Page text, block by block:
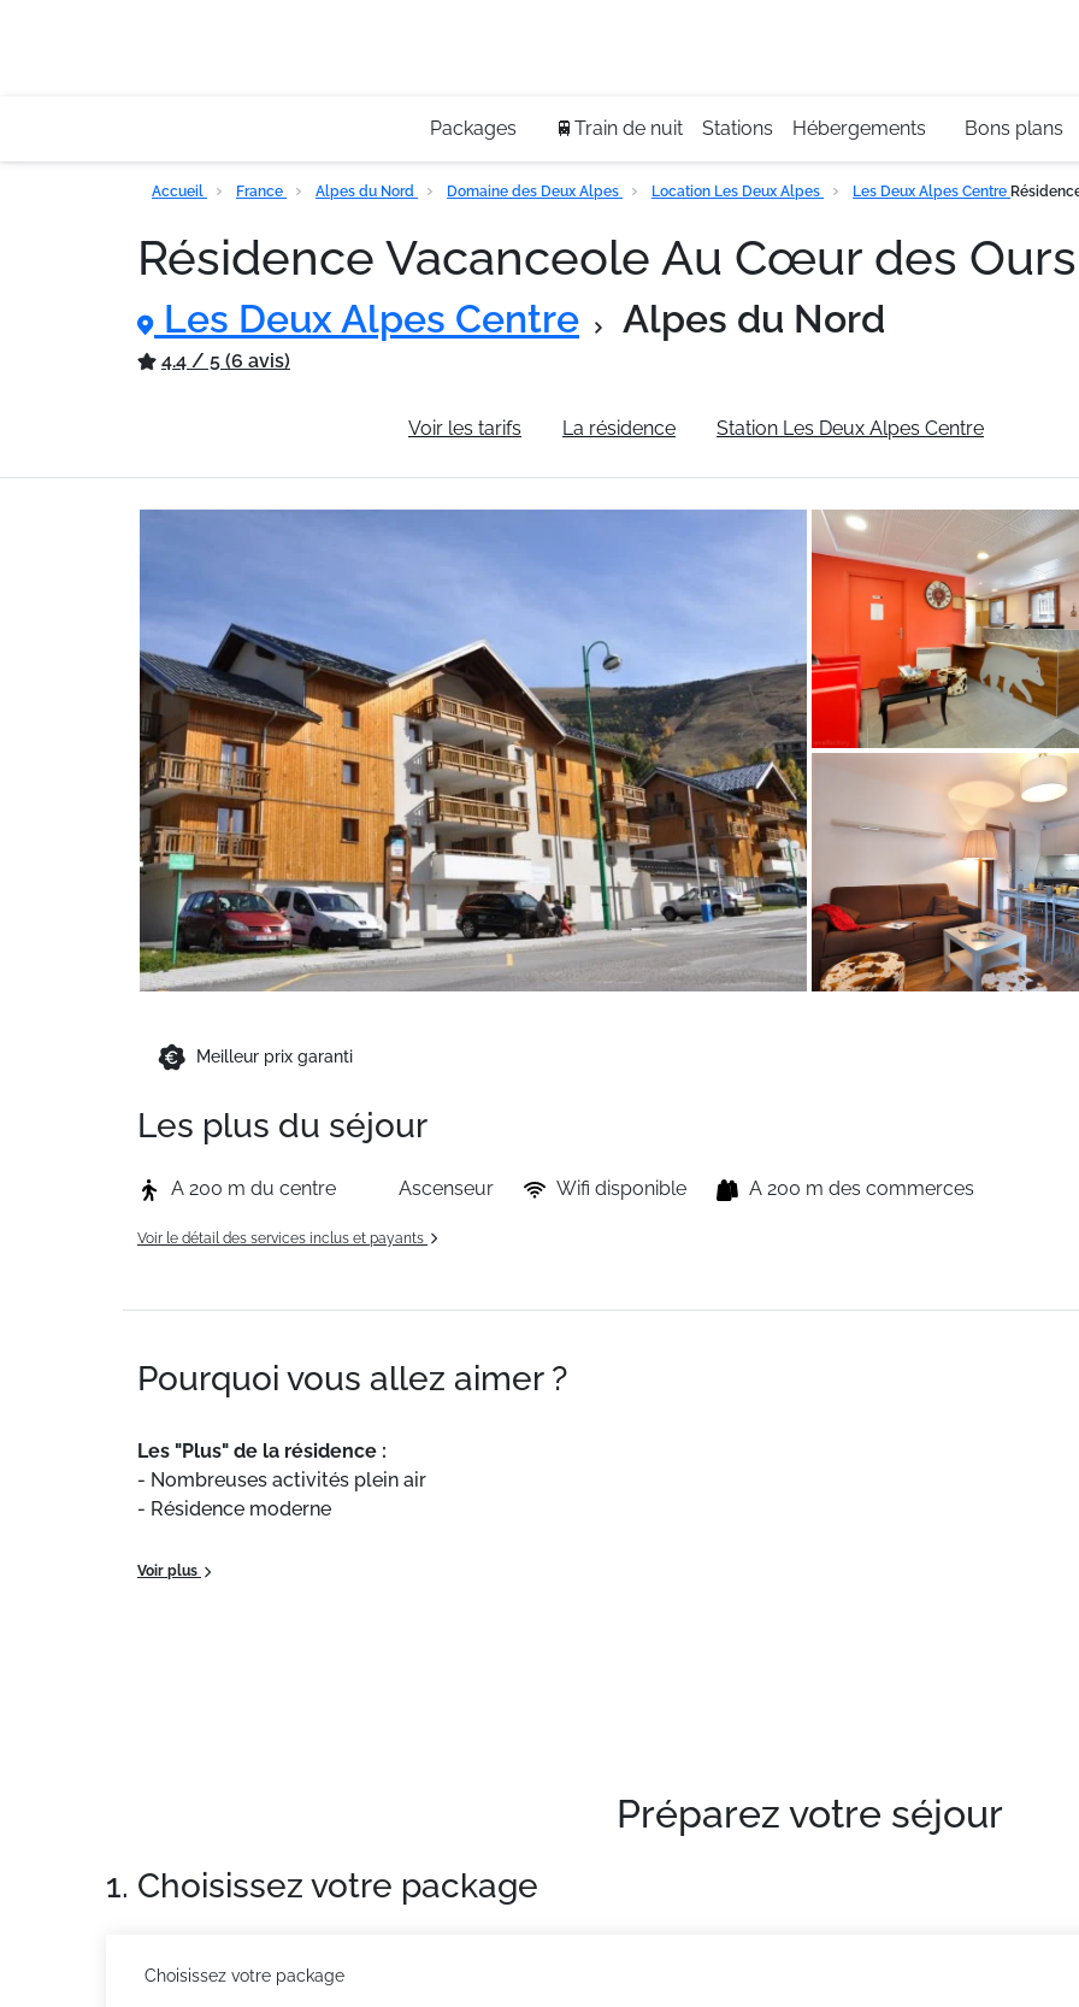
Packages 🚆Train de nuit Stations Hébergements Bons plans
Accueil France Alpes du Nord Domaine des Deux Alpes Location Les Deux Alpes Les Deux Alpes Centre
Résidence Vacanceole Au Cœur des
Les Deux Alpes Centre Alpes du Nord
4.4 / 5 (6 avis)
Voir les tarifs La résidence Station Les Deux Alpes Centre
Meilleur prix garanti
Les plus du séjour
A 200 m du centre Ascenseur Wifi disponible A 200 m des commerces
Voir le détail des services inclus et payants
Pourquoi vous allez aimer ?
Les "Plus" de la résidence :
- Nombreuses activités plein air
- Résidence moderne
...
Voir plus
Préparez votre séjour
1. Choisissez votre package
Choisissez votre package